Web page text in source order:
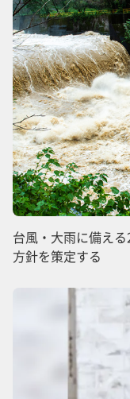
台風・大雨に備え
方針を策定する